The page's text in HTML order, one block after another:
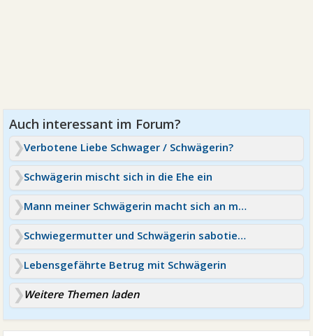
Verbotene Liebe Schwager / Schwägerin?
Schwägerin mischt sich in die Ehe ein
Mann meiner Schwägerin macht sich an mich ran
Schwiegermutter und Schwägerin sabotieren Beziehung
Lebensgefährte Betrug mit Schwägerin
Weitere Themen laden